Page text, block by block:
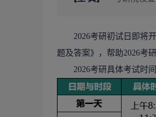
2026考研初试 日即将
题及答案》，帮助2026考研
2026考研具体考试时间